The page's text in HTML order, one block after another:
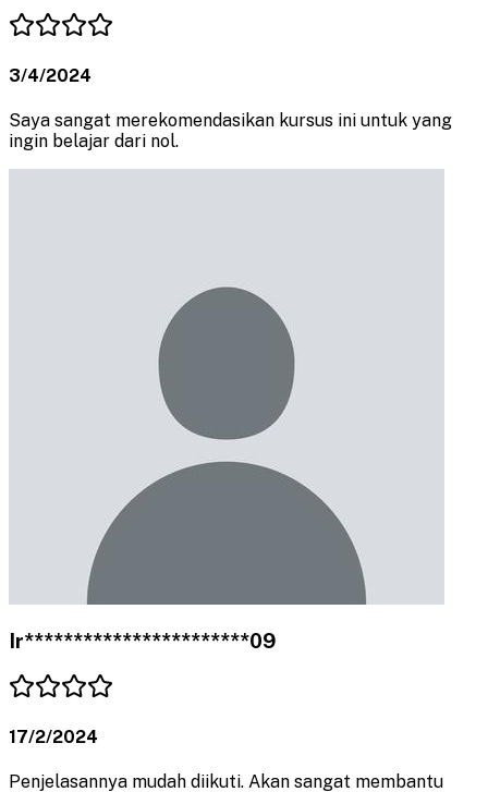
3/4/2024
Saya sangat merekomendasikan kursus ini untuk yang
ingin belajar dari nol.
Ir***********************09
17/2/2024
Penjelasannya mudah diikuti. Akan sangat membantu